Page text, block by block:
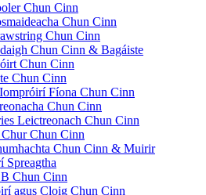
Chun Cinn
Chun Cinn
Chun Cinn
Chun Cinn & Bagáiste
Chun Cinn
Chun Cinn
Fíona Chun Cinn
Chun Cinn
Leictreonach Chun Cinn
Chun Cinn
Chun Cinn & Muirir
Spreagtha
Chun Cinn
agus Cloig Chun Cinn